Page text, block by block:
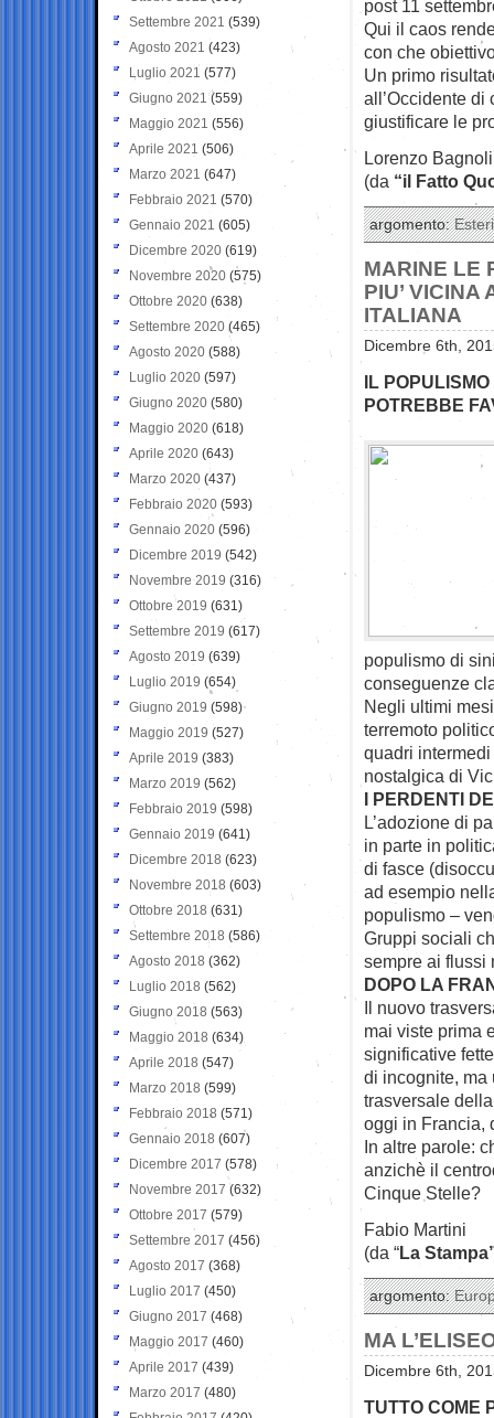
post 11
Qui il caos
con che
Un primo
all’Occidente di
giustificare le
Lorenzo Bagnoli
(da “il Fatto
argomento:Esteri
MARINE LE
PIU’
ITALIANA
Dicembre 6th,
IL
POTREBBE
populismo di
conseguenze
Negli ultimi
terremoto
quadri
nostalgica di
I PERDENTI
L’adozione di
in parte in
di fasce
ad esempio
populismo –
Gruppi sociali
sempre ai flussi
DOPO LA
Il nuovo
mai viste prima
significative
di incognite, ma
trasversale
oggi in Francia,
In altre parole:
anzichè il
Cinque Stelle?
Fabio Martini
(da “La
argomento:
MA
Dicembre 6th,
TUTTO COME
Settembre 2021 (539)
Agosto 2021 (423)
Luglio 2021 (577)
Giugno 2021(559)
Maggio 2021 (556)
Aprile 2021 (506)
Marzo 2021 (647)
Febbraio 2021 (570)
Gennaio 2021 (605)
Dicembre 2020 (619)
Novembre 2020 (575)
Ottobre 2020 (638)
Settembre 2020(465)
Agosto 2020 (588)
Luglio 2020 (597)
Giugno 2020 (580)
Maggio 2020 (618)
Aprile 2020 (643)
Marzo 2020 (437)
Febbraio 2020 (593)
Gennaio 2020 (596)
Dicembre 2019 (542)
Novembre 2019 (316)
Ottobre 2019 (631)
Settembre 2019 (617)
Agosto 2019 (639)
Luglio 2019 (654)
Giugno 2019 (598)
Maggio 2019 (527)
Aprile 2019 (383)
Marzo 2019 (562)
Febbraio 2019 (598)
Gennaio 2019 (641)
Dicembre 2018 (623)
Novembre 2018 (603)
Ottobre 2018 (631)
Settembre 2018 (586)
Agosto 2018 (362)
Luglio 2018 (562)
Giugno 2018 (563)
Maggio 2018 (634)
Aprile 2018 (547)
Marzo 2018 (599)
Febbraio 2018 (571)
Gennaio 2018 (607)
Dicembre 2017 (578)
Novembre 2017 (632)
Ottobre 2017 (579)
Settembre 2017 (456)
Agosto 2017 (368)
Luglio 2017 (450)
Giugno 2017 (468)
Maggio 2017 (460)
Aprile 2017 (439)
Marzo 2017 (480)